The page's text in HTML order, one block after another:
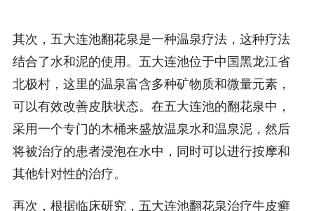
其次，五大连池翻花泉是一种温泉疗法，这种疗法
结合了水和泥的使用。五大连池位于中国黑龙江省
北极村，这里的温泉富含多种矿物质和微量元素，
可以有效改善皮肤状态。在五大连池的翻花泉中，
采用一个专门的木桶来盛放温泉水和温泉泥，然后
将被治疗的患者浸泡在水中，同时可以进行按摩和
其他针对性的治疗。
再次，根据临床研究，五大连池翻花泉治疗牛皮癣